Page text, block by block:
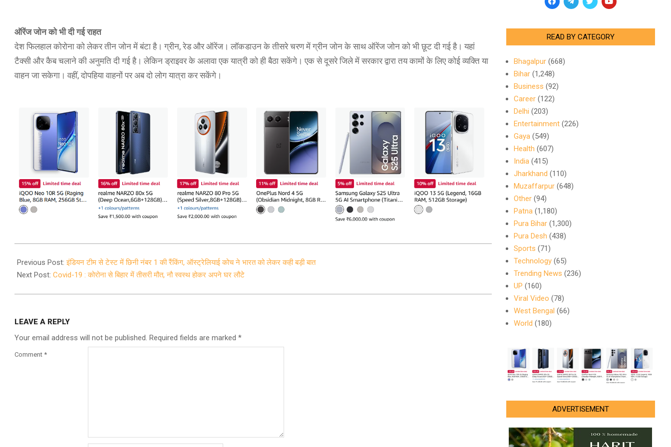
ऑरेंज जोन को भी दी गई राहत
देश फिलहाल कोरोना को लेकर तीन जोन में बंटा है। ग्रीन, रेड और ऑरेंज। लॉकडाउन के तीसरे चरण में ग्रीन जोन के साथ ऑरेंज जोन को भी छूट दी गई है। यहां
टैक्सी और कैब चलाने की अनुमति दी गई है। लेकिन ड्राइवर के अलावा एक यात्री को ही बैठा सकेंगे। एक से दूसरे जिले में सरकार द्वारा तय कामों के लिए कोई व्यक्ति या
वाहन जा सकेगा। वहीं, दोपहिया वाहनों पर अब दो लोग यात्रा कर सकेंगे।
05-
01
Previous Post:इंडियन टीम से टेस्ट में छिनी नंबर 1 की रैंकिंग, ऑस्ट्रेलियाई कोच ने भारत को लेकर कही बड़ी बात
Next Post: Covid-19 : कोरोना से बिहार में तीसरी मौत, नौ स्वस्थ होकर अपने घर लौटे
LEAVE A REPLY
Your email address will not be published. Required fields are marked *
Comment *
READ BY CATEGORY
Bhagalpur(668)
Bihar(1,248)
Business (92)
Career(122)
Delhi (203)
Entertainment(226)
Gaya(549)
Health (607)
India(415)
Jharkhand (110)
Muzaffarpur(648)
Other(94)
Patna(1,180)
Pura Bihar(1,300)
Pura Desh (438)
Sports (71)
Technology(65)
Trending News (236)
UP (160)
Viral Video (78)
West Bengal (66)
World (180)
ADVERTISEMENT